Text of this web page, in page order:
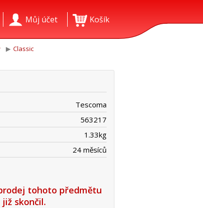
Košík
Můj účet
Classic
Tescoma
563217
1.33kg
24 měsíců
tohoto předmětu
již skončil.